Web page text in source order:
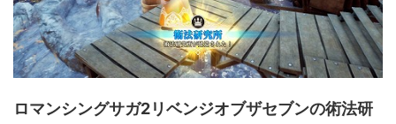
ロマンシングサガ2リベンジオブザセブンの術法研